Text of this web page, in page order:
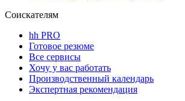
Соискателям
hh PRO
Готовое резюме
Все сервисы
Хочу у вас работать
Производственный календарь
Экспертная рекомендация